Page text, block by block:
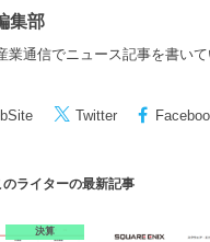
集部
業通信でニュース記事を書いて
Twitter
のライターの最新記事
決算